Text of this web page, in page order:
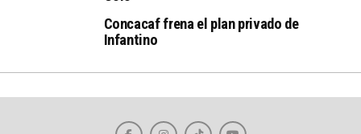
Concacaf frena el plan privado de
Infantino